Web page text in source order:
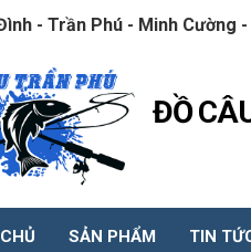
- Trần Phú - Minh Cường
ĐỒ
SẢN PHẨM TIN